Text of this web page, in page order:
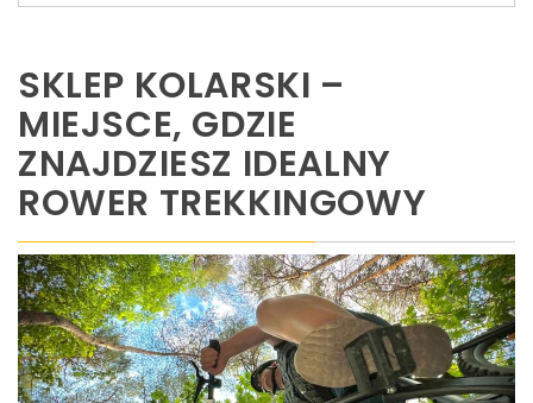
SKLEP KOLARSKI –
MIEJSCE, GDZIE
ZNAJDZIESZ IDEALNY
ROWER TREKKINGOWY